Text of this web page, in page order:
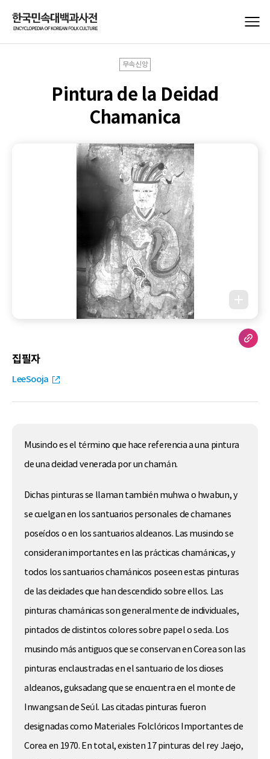
무속신앙
Pintura de la Deidad
Chamanica
집필자
LeeSooja
Musindo es el término que hace referencia a una pintura
de una deidad venerada por un chamán.
Dichas pinturas se llaman también muhwa o hwabun, y
se cuelgan en los santuarios personales de chamanes
poseídos o en los santuarios aldeanos. Las musindo se
consideran importantes en las prácticas chamánicas, y
todos los santuarios chamánicos poseen estas pinturas
de las deidades que han descendido sobre ellos. Las
pinturas chamánicas son generalmente de individuales,
pintados de distintos colores sobre papel o seda. Los
musindo más antiguos que se conservan en Corea son las
pinturas enclaustradas en el santuario de los dioses
aldeanos, guksadang que se encuentra en el monte de
Inwangsan de Seúl. Las citadas pinturas fueron
designadas como Materiales Folclóricos Importantes de
Corea en 1970. En total, existen 17 pinturas del rey Jaejo,